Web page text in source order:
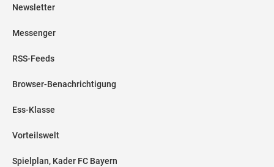
Newsletter
Messenger
RSS-Feeds
Browser-Benachrichtigung
Ess-Klasse
Vorteilswelt
Spielplan, Kader FC Bayern